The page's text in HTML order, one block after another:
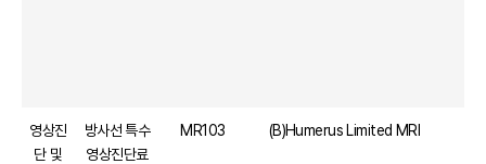
영상진
단 및
방사선 특수
영상진단료
MR103 (B)Humerus Limited MRI